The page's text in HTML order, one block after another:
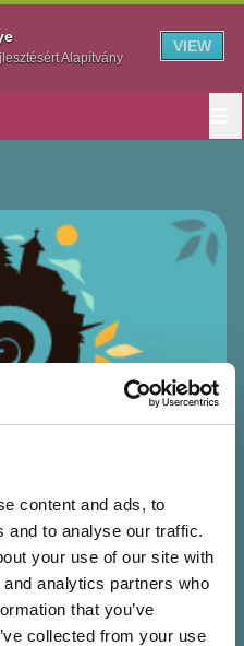
content and ads, to
and to analyse our traffic.
your use of our site with
analytics partners who
that you’ve
collected from your use
Alapítvány
VIEW